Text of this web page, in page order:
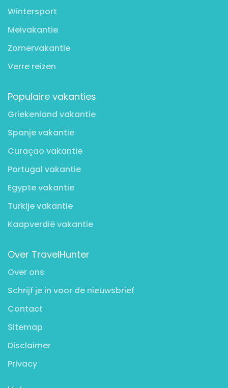
Wintersport
Meivakantie
Zomervakantie
Verre reizen
Populaire vakanties
Griekenland vakantie
Spanje vakantie
Curaçao vakantie
Portugal vakantie
Egypte vakantie
Turkije vakantie
Kaapverdië vakantie
Over TravelHunter
Over ons
Schrijf je in voor de nieuwsbrief
Contact
Sitemap
Disclaimer
Privacy